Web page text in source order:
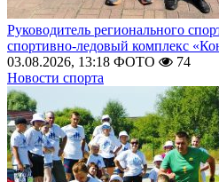
Руководитель регионального
спортивно-ледовый комплекс
03.08.2026, 13:18 ФОТО
74
Новости спорта